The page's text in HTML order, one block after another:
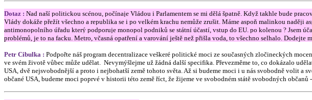
Dotaz : Nad naší politickou scénou, počínaje Vládou i Parlamentem se mi dělá špatně. Když takhle bude
Vlády dokáže přežít všechno a republika se i po velkém krachu nemůže zrušit. Máme aspoň malinkou naději
antimonopolního úřadu který podporuje monopol podniků se státní účastí, vstup do EU. po kolenou ? Jsem
problémů, je to na facku. Metro, včasná opatření a varování ještě než přišla voda, to všechno selhalo.
Petr Cibulka : Podpořte náš program decentralizace veškeré politické moci ze současných zločineckých
ve svém životě vůbec může udělat. Nevymýšlejme už žádná další specifika. Převezměme to, co dokázalo
USA, dvě nejsvobodnější a proto i nejbohatší země tohoto světa. Až si budeme moci i u nás svobodně volit
občané USA, budeme moci poprvé v historii této země říct, že žijeme ve svobodném státě svobodných